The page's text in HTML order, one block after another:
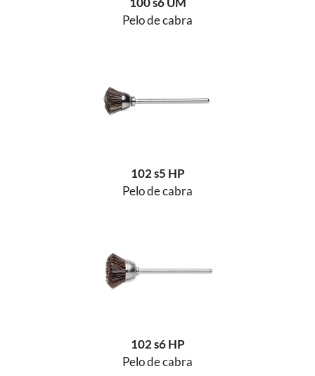
Pelo de cabra
102 s5 HP
Pelo de cabra
102 s6 HP
Pelo de cabra